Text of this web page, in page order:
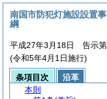
南国市防犯灯施設設置
綱
平成27年3月18日 告示
(令和5年4月1日施行)
条項目次
沿革
本則